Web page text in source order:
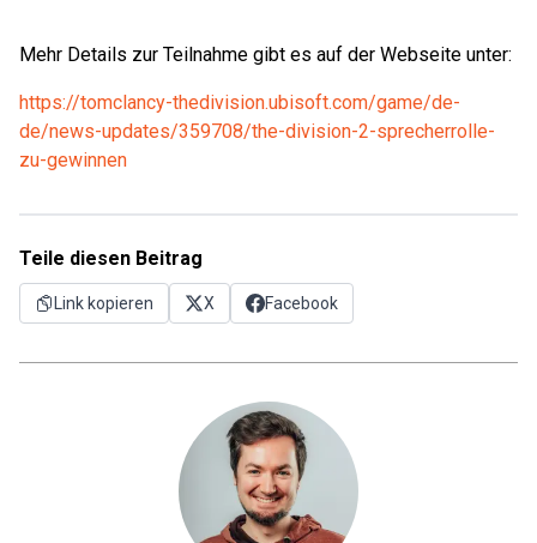
Mehr Details zur Teilnahme gibt es auf der Webseite unter:
https://tomclancy-thedivision.ubisoft.com/game/de-
de/news-updates/359708/the-division-2-sprecherrolle-
zu-gewinnen
Teile diesen Beitrag
Link kopieren X Facebook